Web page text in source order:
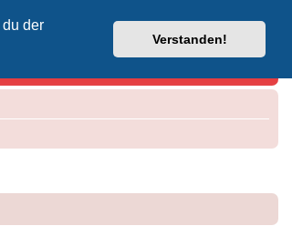
der
Verstanden!
Vodafone-Kabel-Helpdesk